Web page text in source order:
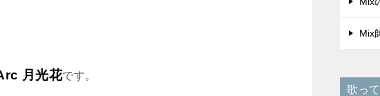
月光花です。
Mix
歌っ